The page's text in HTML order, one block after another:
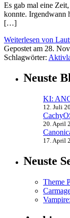
Es gab mal eine
konnte. Irgendwann
[…]
Weiterlesen von
Gepostet am 28.
Schlagwörter:
Neuste
KI:
12. Juli
20. April
17. April
Neuste
Theme